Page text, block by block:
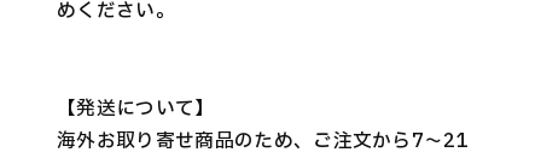
めください。
【発送について】
海外お取り寄せ商品のため、ご注文から7～21